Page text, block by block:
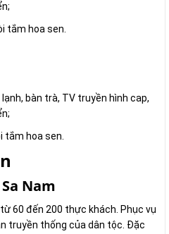
tắm hoa sen.
bàn trà, TV truyền hình cap,
tắm hoa sen.
Nam
60 đến 200 thực khách. Phục vụ
truyền thống của dân tộc. Đặc